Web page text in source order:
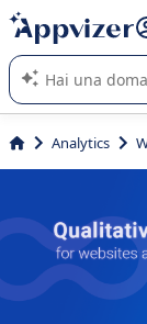
righe con
shift +
L'IA di Appvizer vi
software SaaS
Analytics